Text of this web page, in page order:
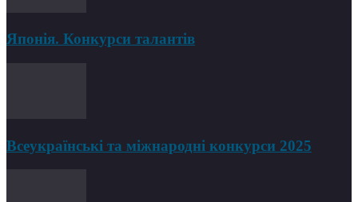
Японія. Конкурси талантів
Всеукраїнські та міжнародні конкурси 2025